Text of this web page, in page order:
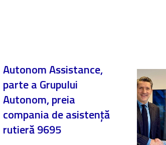
Autonom Assistance,
parte a Grupului
Autonom, preia
compania de asistență
rutieră 9695